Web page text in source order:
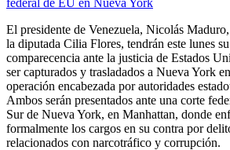
El presidente de Venezuela, Nicolás Maduro,
la diputada Cilia Flores, tendrán este lunes
comparecencia ante la justicia de Estados
ser capturados y trasladados a Nueva York
operación encabezada por autoridades
Ambos serán presentados ante una corte
Sur de Nueva York, en Manhattan, donde
formalmente los cargos en su contra por
relacionados con narcotráfico y corrupción.